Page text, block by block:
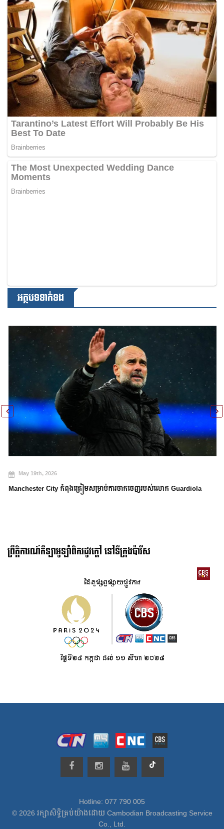
អត្ថបទទាក់ទង
May 19th, 2026
Manchester City កំពុងត្រៀមសម្រាប់ការចាកចេញរបស់លោក Guardiola
ព្រឹត្តិការណ៍កីឡាអូឡាំពិករដូវក្ដៅ នៅទីក្រុងប៉ារីស
Hotline: 077 790 005
© 2026 រក្សាសិទ្ធិគ្រប់យ៉ាងដោយ Cambodian Broadcasting Service
Co., Ltd.